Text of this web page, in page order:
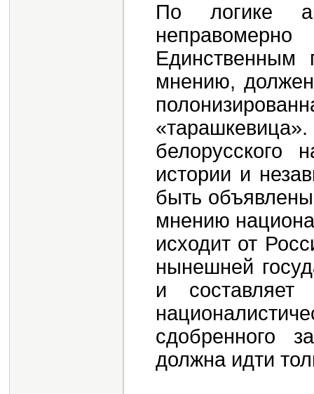
По логике
Единственным
мнению,
белорусского
истории и
быть
мнению
исходит от
нынешней
и составляет
сдобренного
должна идти